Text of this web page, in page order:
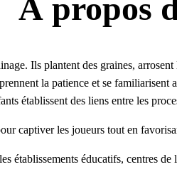
À propos
Ils plantent des graines,
la patience et se
établissent des liens entre les
captiver les joueurs tout en
établissements éducatifs, centres